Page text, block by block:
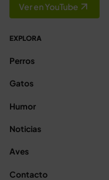
Ver en YouTube
EXPLORA
Perros
Gatos
Humor
Noticias
Aves
Contacto